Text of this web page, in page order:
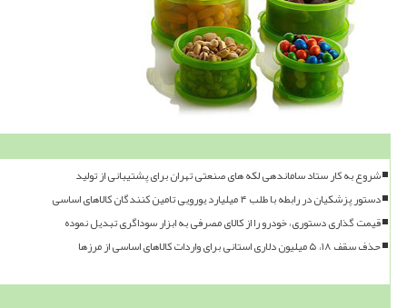
شروع به کار ستاد ساماندهی لکه های صنعتی تهران برای پشتیبانی از تولید
دستور پزشکیان در رابطه با طلب ۴ میلیارد یورویی تامین کنندگان کالاهای اساسی
قیمت گذاری دستوری، خودرو را از کالای مصرفی به ابزار سوداگری تبدیل نموده
حذف سقف ۱۸، ۵ میلیون دلاری استانی برای واردات کالاهای اساسی از مرزها